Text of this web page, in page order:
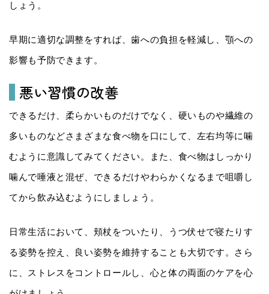
しょう。
早期に適切な調整をすれば、歯への負担を軽減し、顎への
影響も予防できます。
悪い習慣の改善
できるだけ、柔らかいものだけでなく、硬いものや繊維の
多いものなどさまざまな食べ物を口にして、左右均等に噛
むように意識してみてください。また、食べ物はしっかり
噛んで唾液と混ぜ、できるだけやわらかくなるまで咀嚼し
てから飲み込むようにしましょう。
日常生活において、頬杖をついたり、うつ伏せで寝たりす
る姿勢を控え、良い姿勢を維持することも大切です。さら
に、ストレスをコントロールし、心と体の両面のケアを心